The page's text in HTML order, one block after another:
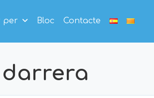
per Bloc Contacte
darrera